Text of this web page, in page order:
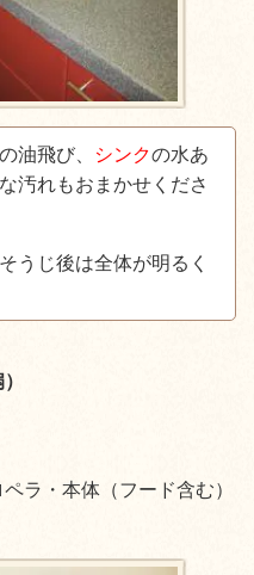
の油飛び、 シンクの水あ
汚れもおまかせくださ
うじ後は全体が明るく
ラ・本体（フード含む）